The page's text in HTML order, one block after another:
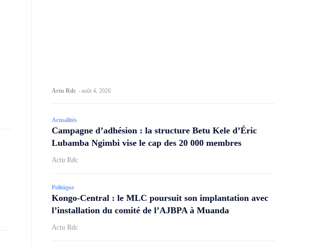
Actu Rdc -août 4, 2026
Actualités
Campagne d’adhésion : la structure Betu Kele d’Éric
Lubamba Ngimbi vise le cap des 20 000 membres
Actu Rdc
Politique
Kongo-Central : le MLC poursuit son implantation avec
l’installation du comité de l’AJBPA à Muanda
Actu Rdc